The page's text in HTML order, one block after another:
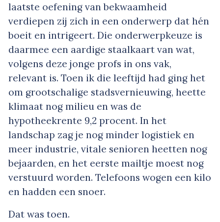
laatste oefening van bekwaamheid
verdiepen zij zich in een onderwerp dat hén
boeit en intrigeert. Die onderwerpkeuze is
daarmee een aardige staalkaart van wat,
volgens deze jonge profs in ons vak,
relevant is. Toen ik die leeftijd had ging het
om grootschalige stadsvernieuwing, heette
klimaat nog milieu en was de
hypotheekrente 9,2 procent. In het
landschap zag je nog minder logistiek en
meer industrie, vitale senioren heetten nog
bejaarden, en het eerste mailtje moest nog
verstuurd worden. Telefoons wogen een kilo
en hadden een snoer.
Dat was toen.